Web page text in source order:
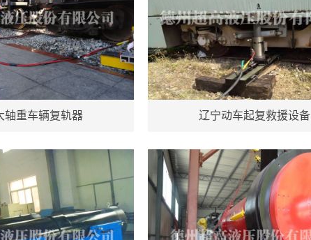
轴重车辆复轨器 辽宁动车起复救援设备